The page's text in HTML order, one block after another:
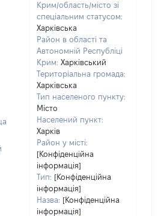
Крим/область/місто зі
спеціальним статусом:
Харківська
Район в області та
Автономній Республіці
Крим: Харківський
Територіальна громада:
Харківська
Тип населеного пункту:
Місто
Населений пункт:
Харків
Район у місті:
[Конфіденційна
інформація]
Тип: [Конфіденційна
інформація]
Назва: [Конфіденційна
інформація]